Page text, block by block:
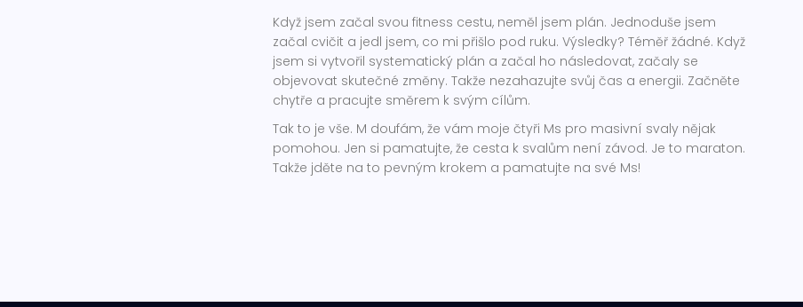
Když jsem začal svou fitness cestu, neměl jsem plán. Jednoduše jsem
začal cvičit a jedl jsem, co mi přišlo pod ruku. Výsledky? Téměř žádné. Když
jsem si vytvořil systematický plán a začal ho následovat, začaly se
objevovat skutečné změny. Takže nezahazujte svůj čas a energii. Začněte
chytře a pracujte směrem k svým cílům.
Tak to je vše. M doufám, že vám moje čtyři Ms pro masivní svaly nějak
pomohou. Jen si pamatujte, že cesta k svalům není závod. Je to maraton.
Takže jděte na to pevným krokem a pamatujte na své Ms!